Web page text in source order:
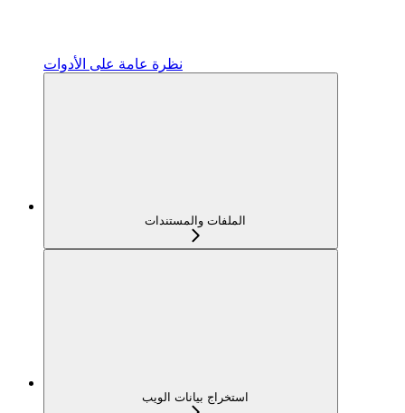
نظرة عامة على الأدوات
الملفات والمستندات
استخراج بيانات الويب